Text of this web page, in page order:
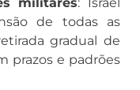
de todas as
gradual de
prazos e padrões